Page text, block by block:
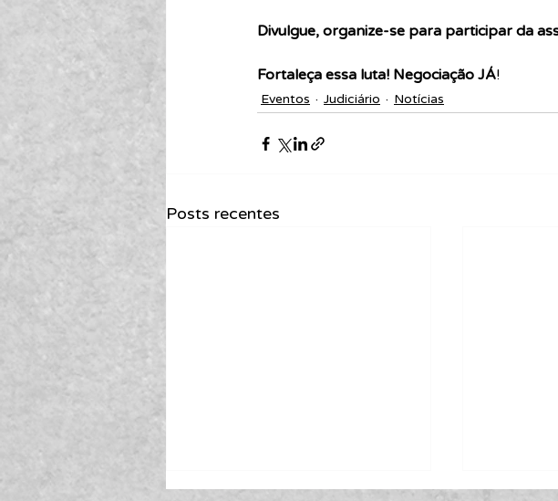
Divulgue, organize-se para participar da
Fortaleça essa luta! Negociação JÁ!
Eventos Judiciário Notícias
Posts recentes